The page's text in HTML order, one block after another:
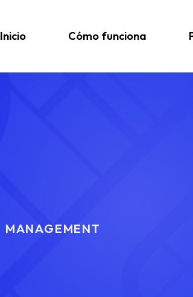
Inicio Cómo funciona
MANAGEMENT